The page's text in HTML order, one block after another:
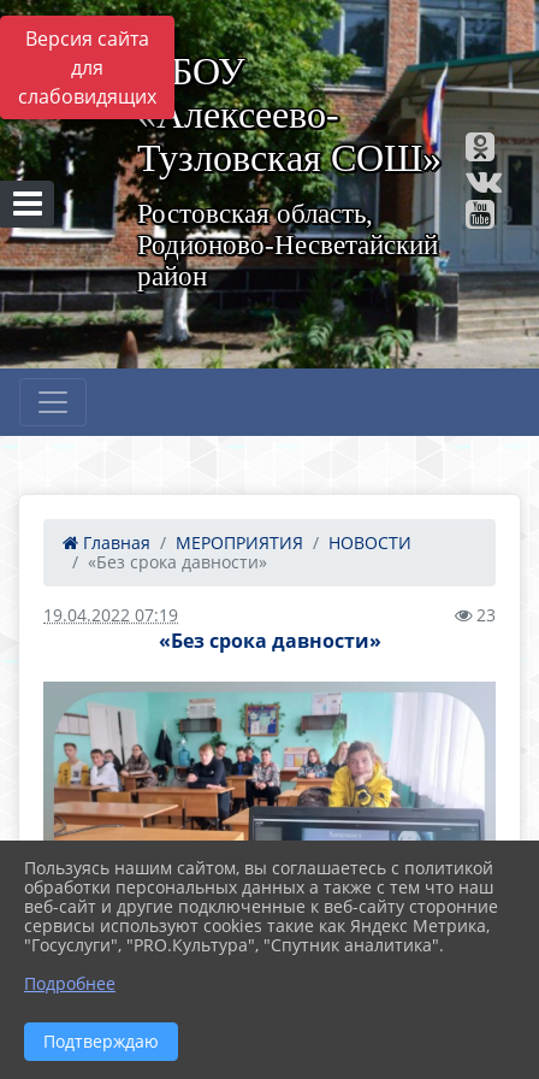
Версия сайта
для
слабовидящих
МБОУ
«Алексеево-
Тузловская СОШ»
Ростовская область,
Родионово-Несветайский
район
Главная МЕРОПРИЯТИЯ
НОВОСТИ
«Без срока давности»
19.04.2022 07:19 23
«Без срока давности»
Пользуясь нашим сайтом, вы соглашаетесь с политикой
обработки персональных данных а также с тем что наш
веб-сайт и другие подключенные к веб-сайту сторонние
сервисы используют cookies такие как Яндекс Метрика,
"Госуслуги", "PRO.Культура", "Спутник аналитика".
Подробнее
Подтверждаю